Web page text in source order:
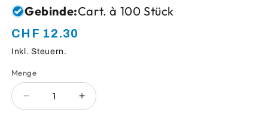
Gebinde:Cart. à 100 Stück
Normaler
Preis
CHF 12.30
Inkl. Steuern.
Anzahl
Menge
Verringere
die
Erhöhe
die